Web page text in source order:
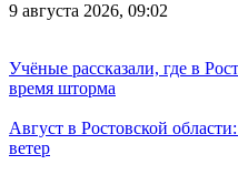
9 августа 2026, 09:02
Учёные рассказали, где в
время шторма
Август в Ростовской
ветер